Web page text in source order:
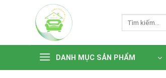
dung
DANH MỤC SẢN PHẨM